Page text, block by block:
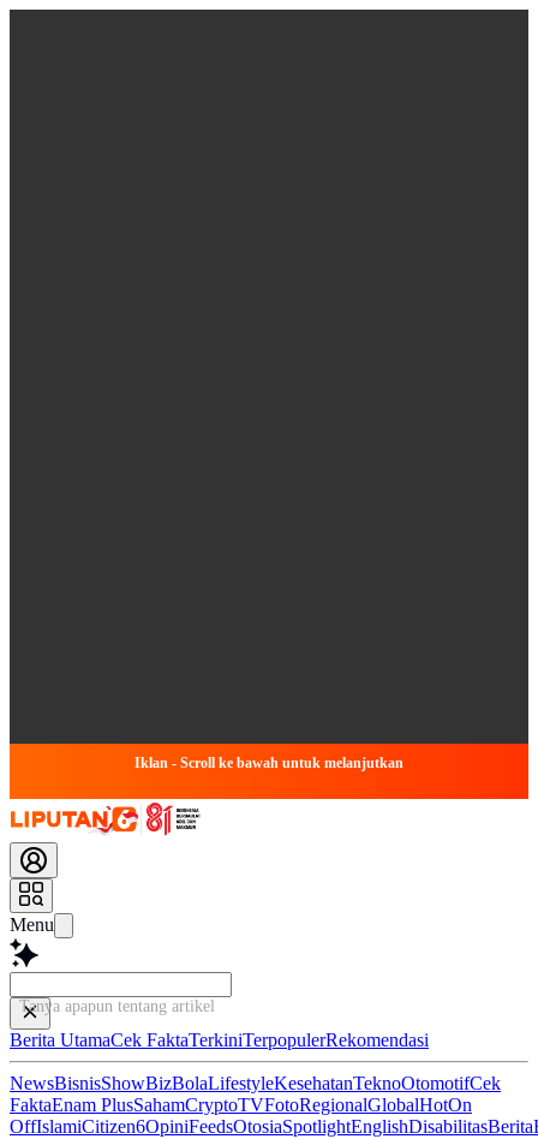
Iklan - Scroll ke bawah untuk melanjutkan
Menu
Tanya apapun tentang artikel ini...
Berita UtamaCek FaktaTerkiniTerpopulerRekomendasi
NewsBisnisShowBizBolaLifestyleKesehatanTeknoOtomotifCek
FaktaEnam PlusSahamCryptoTVFotoRegionalGlobalHotOn
OffIslamiCitizen6OpiniFeedsOtosiaSpotlightEnglishDisabilitasBerita